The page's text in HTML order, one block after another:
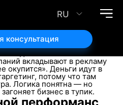
RU
консультация
на завтра
вкладывают в рекламу
окупится». Деньги идут в
потому что там
Логика понятна — но
бизнес в тупик.